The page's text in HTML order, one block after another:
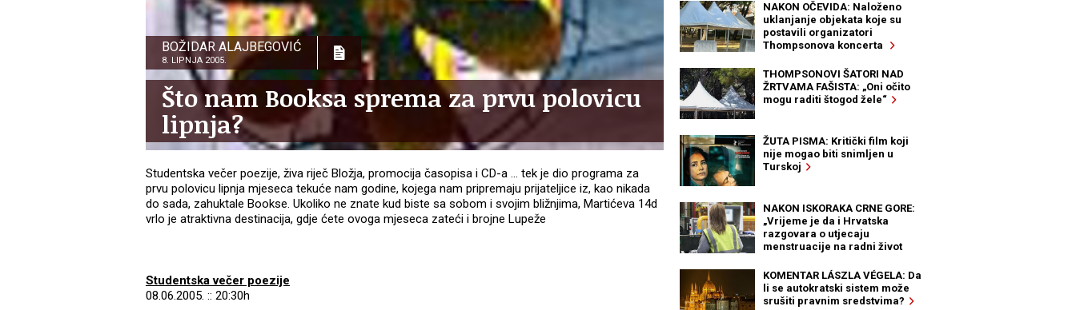
BOŽIDAR ALAJBEGOVIĆ
8. LIPNJA 2005.
Što nam Booksa sprema za prvu polovicu
lipnja?
Studentska večer poezije, živa riječ Bložja, promocija časopisa i CD-a ... tek je dio programa za
prvu polovicu lipnja mjeseca tekuće nam godine, kojega nam pripremaju prijateljice iz, kao nikada
do sada, zahuktale Bookse. Ukoliko ne znate kud biste sa sobom i svojim bližnjima, Martićeva 14d
vrlo je atraktivna destinacija, gdje ćete ovoga mjeseca zateći i brojne Lupeže
Studentska večer poezije
08.06.2005. :: 20:30h
NAKON OČEVIDA: Naloženo
uklanjanje objekata koje su
postavili organizatori
Thompsonova koncerta
THOMPSONOVI ŠATORI NAD
ŽRTVAMA FAŠISTA: „Oni očito
mogu raditi štogod žele“
ŽUTA PISMA: Kritički film koji
nije mogao biti snimljen u
Turskoj
NAKON ISKORAKA CRNE GORE:
„Vrijeme je da i Hrvatska
razgovara o utjecaju
menstruacije na radni život
KOMENTAR LÁSZLA VÉGELA: Da
li se autokratski sistem može
srušiti pravnim sredstvima?